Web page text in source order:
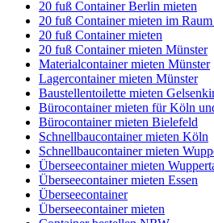
20 fuß Container Berlin mieten
20 fuß Container mieten im
20 fuß Container mieten
20 fuß Container mieten Münster
Materialcontainer mieten Münster
Lagercontainer mieten Münster
Baustellentoilette mieten
Bürocontainer mieten für Köln
Bürocontainer mieten Bielefeld
Schnellbaucontainer mieten Köln
Schnellbaucontainer mieten
Überseecontainer mieten
Überseecontainer mieten Essen
Überseecontainer
Überseecontainer mieten